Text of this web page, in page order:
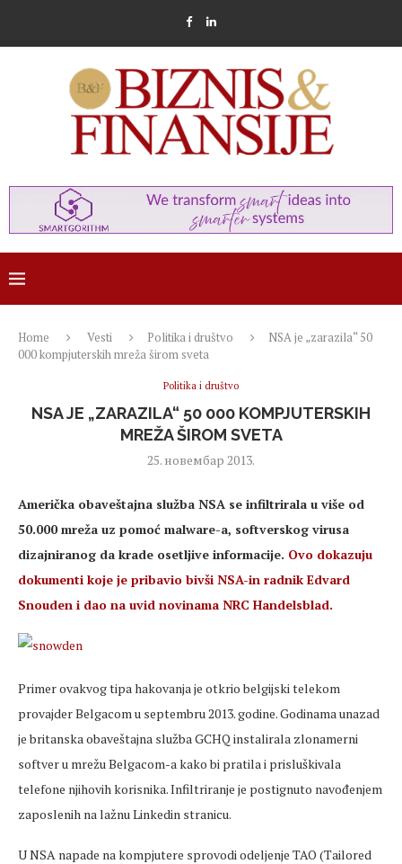
Home Vesti Politika i društvo
NSA je „zarazila“ 50
000 kompjuterskih mreža širom sveta
Politika i društvo
NSA JE „ZARAZILA“ 50 000 KOMPJUTERSKIH
MREŽA ŠIROM SVETA
25. новембар 2013.
Američka obaveštajna služba NSA se infiltrirala u više od
50.000 mreža uz pomoć malware-a, softverskog virusa
dizajniranog da krade osetljive informacije. Ovo dokazuju
dokumenti koje je pribavio bivši NSA-in radnik Edvard
Snouden i dao na uvid novinama NRC Handelsblad.
Primer ovakvog tipa hakovanja je otkrio belgijski telekom
provajder Belgacom u septembru 2013. godine. Godinama unazad
je britanska obaveštajna služba GCHQ instalirala zlonamerni
softver u mrežu Belgacom-a kako bi pratila i prisluškivala
telefone njihovih korisnika. Infiltriranje je postignuto navođenjem
zaposlenih na lažnu Linkedin stranicu.
U NSA napade na kompjutere sprovodi odeljenje TAO (Tailored